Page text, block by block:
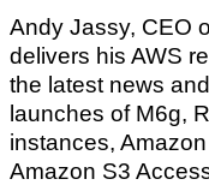
Andy Jassy, CEO
delivers his AWS
the latest news
launches of M6g,
instances,
Amazon S3